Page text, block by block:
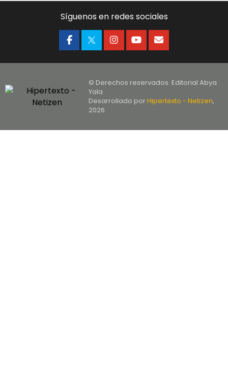
Síguenos en redes sociales
© Derechos reservados. Editorial Abya
Yala
Desarrollado porHipertexto - Netizen,
2026